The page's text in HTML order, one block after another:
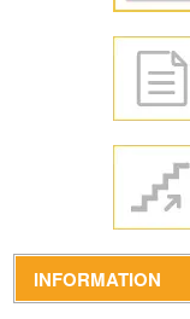
INFORMATION